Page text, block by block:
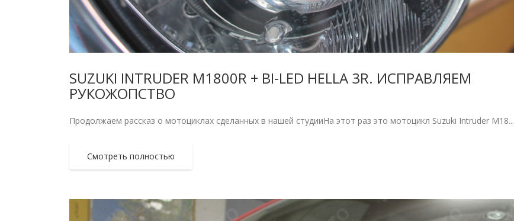
SUZUKI INTRUDER M1800R + BI-LED HELLA 3R. ИСПРАВЛЯЕМ
РУКОЖОПСТВО
Продолжаем рассказ о мотоциклах сделанных в нашей студииНа этот раз это мотоцикл Suzuki Intruder M18...
Смотреть полностью